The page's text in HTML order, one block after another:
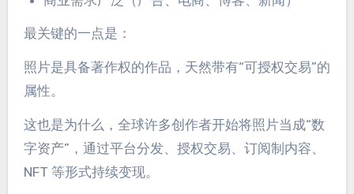
最关键的一点是：
照片是具备著作权的作品，天然带有“可授权交易”的
属性。
这也是为什么，全球许多创作者开始将照片当成“数
字资产”，通过平台分发、授权交易、订阅制内容、
NFT 等形式持续变现。